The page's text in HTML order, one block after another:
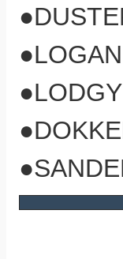
●
●LOGAN
●LODGY